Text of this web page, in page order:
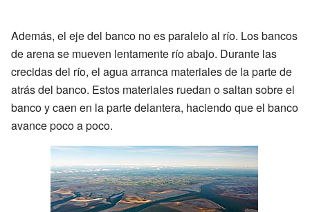
Además, el eje del banco no es paralelo al río. Los bancos
de arena se mueven lentamente río abajo. Durante las
crecidas del río, el agua arranca materiales de la parte de
atrás del banco. Estos materiales ruedan o saltan sobre el
banco y caen en la parte delantera, haciendo que el banco
avance poco a poco.